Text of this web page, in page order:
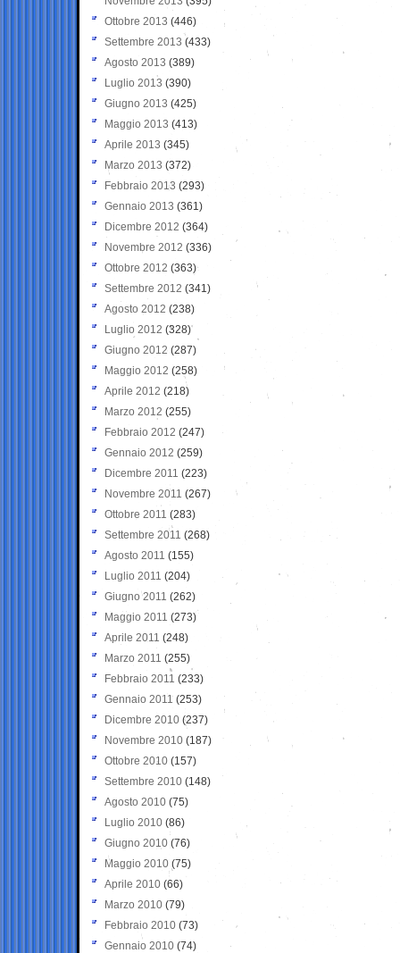
Ottobre 2013 (446)
Settembre 2013 (433)
Agosto 2013 (389)
Luglio 2013 (390)
Giugno 2013 (425)
Maggio 2013 (413)
Aprile 2013 (345)
Marzo 2013 (372)
Febbraio 2013 (293)
Gennaio 2013 (361)
Dicembre 2012 (364)
Novembre 2012 (336)
Ottobre 2012 (363)
Settembre 2012 (341)
Agosto 2012 (238)
Luglio 2012 (328)
Giugno 2012 (287)
Maggio 2012 (258)
Aprile 2012 (218)
Marzo 2012 (255)
Febbraio 2012 (247)
Gennaio 2012 (259)
Dicembre 2011 (223)
Novembre 2011 (267)
Ottobre 2011 (283)
Settembre 2011 (268)
Agosto 2011 (155)
Luglio 2011 (204)
Giugno 2011 (262)
Maggio 2011 (273)
Aprile 2011 (248)
Marzo 2011 (255)
Febbraio 2011 (233)
Gennaio 2011 (253)
Dicembre 2010 (237)
Novembre 2010 (187)
Ottobre 2010 (157)
Settembre 2010 (148)
Agosto 2010 (75)
Luglio 2010 (86)
Giugno 2010 (76)
Maggio 2010 (75)
Aprile 2010 (66)
Marzo 2010 (79)
Febbraio 2010 (73)
Gennaio 2010 (74)